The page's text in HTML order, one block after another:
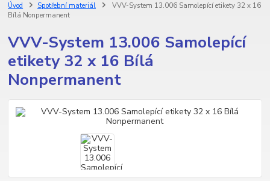
Úvod Spotřební materiál
VVV-System 13.006 Samolepící etikety 32 x 16
Bílá Nonpermanent
VVV-System 13.006 Samolepící
etikety 32 x 16 Bílá
Nonpermanent